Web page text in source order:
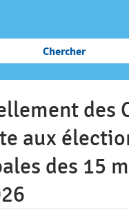
Annuaires
Espace Elus
Nous contacter
des
aux
des 15